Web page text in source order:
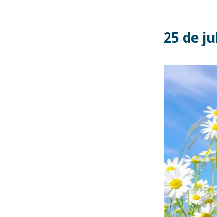
25 de